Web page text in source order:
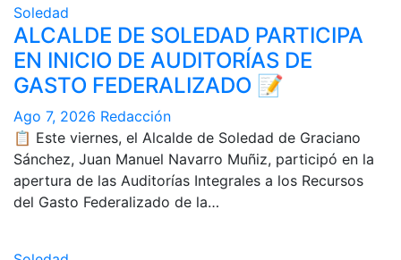
Soledad
ALCALDE DE SOLEDAD PARTICIPA
EN INICIO DE AUDITORÍAS DE
GASTO FEDERALIZADO 📝
Ago 7, 2026 Redacción
📋 Este viernes, el Alcalde de Soledad de Graciano
Sánchez, Juan Manuel Navarro Muñiz, participó en la
apertura de las Auditorías Integrales a los Recursos
del Gasto Federalizado de la…